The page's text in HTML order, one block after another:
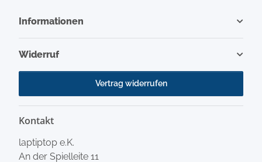
Informationen
Widerruf
Vertrag widerrufen
Kontakt
laptiptop e.K.
An der Spielleite 11